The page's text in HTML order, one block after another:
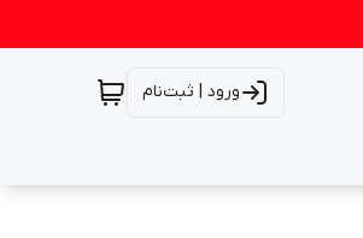
ورود | ثبت‌نام